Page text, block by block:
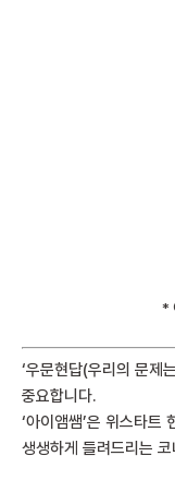
*
‘우문현답(우리의 문제
중요합니다.
‘아이앰쌤’은 위스타트
생생하게 들려드리는